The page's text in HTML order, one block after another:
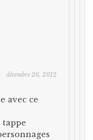
décembre 26, 2012
avec ce
tappe